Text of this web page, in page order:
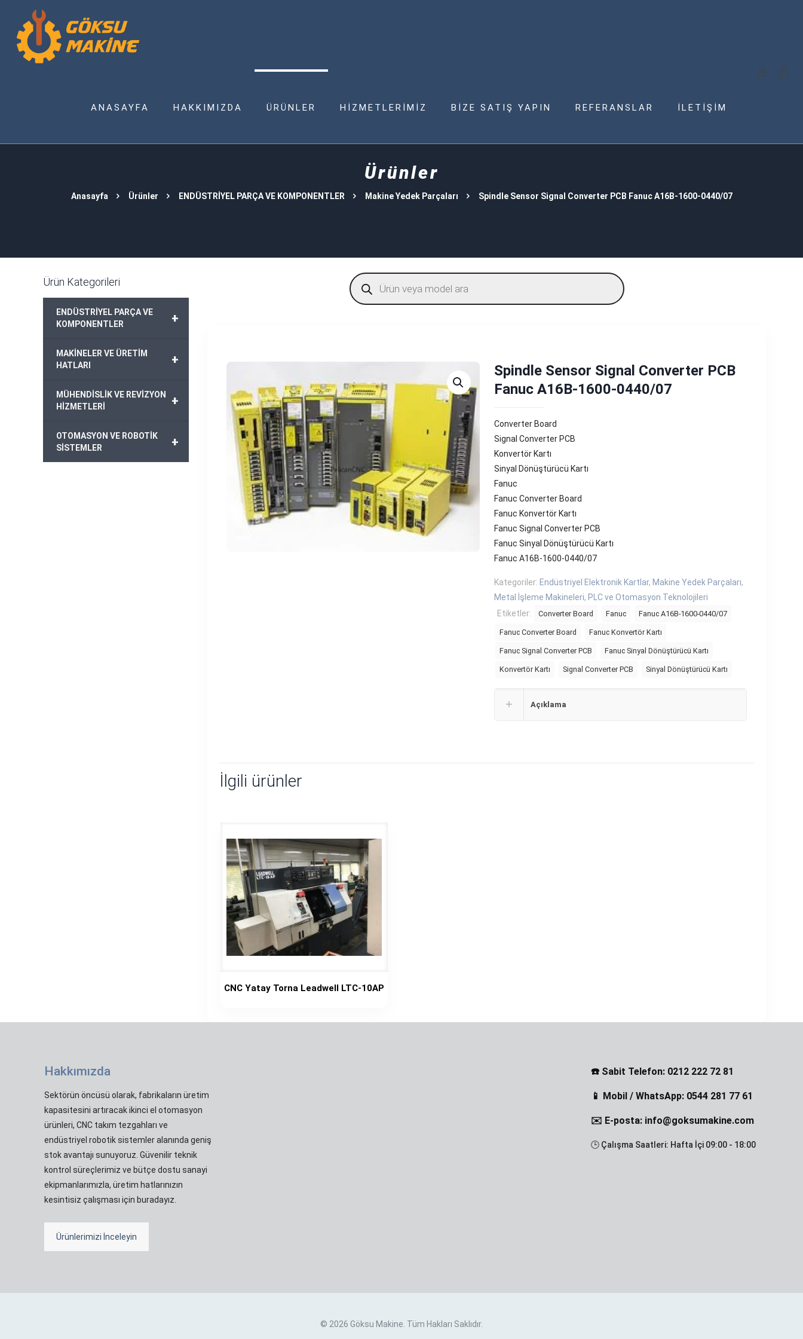
ANASAYFA HAKKIMIZDA ÜRÜNLER HİZMETLERİMİZ BİZE SATIŞ YAPIN REFERANSLAR İLETİŞİM
Ürünler
Anasayfa Ürünler ENDÜSTRİYEL PARÇA VE KOMPONENTLER Makine Yedek Parçaları Spindle Sensor Signal Converter PCB Fanuc A16B-1600-0440/07
Products
search
Spindle Sensor Signal Converter PCB
Fanuc A16B-1600-0440/07
Converter Board
Signal Converter PCB
Konvertör Kartı
Sinyal Dönüştürücü Kartı
Fanuc
Fanuc Converter Board
Fanuc Konvertör Kartı
Fanuc Signal Converter PCB
Fanuc Sinyal Dönüştürücü Kartı
Fanuc A16B-1600-0440/07
Kategoriler: Endüstriyel Elektronik Kartlar, Makine Yedek Parçaları,
Metal İşleme Makineleri, PLC ve Otomasyon Teknolojileri
Etiketler:
Converter Board Fanuc Fanuc A16B-1600-0440/07
Fanuc Converter Board Fanuc Konvertör Kartı
Fanuc Signal Converter PCB Fanuc Sinyal Dönüştürücü Kartı
Konvertör Kartı Signal Converter PCB Sinyal Dönüştürücü Kartı
Açıklama
İlgili ürünler
CNC Yatay Torna Leadwell LTC-10AP
Ürün Kategorileri
+
ENDÜSTRİYEL PARÇA VE
KOMPONENTLER
+
MAKİNELER VE ÜRETİM
HATLARI
+
MÜHENDİSLİK VE REVİZYON
HİZMETLERİ
+
OTOMASYON VE ROBOTİK
SİSTEMLER
Hakkımızda
Sektörün öncüsü olarak, fabrikaların üretim
kapasitesini artıracak ikinci el otomasyon
ürünleri, CNC takım tezgahları ve
endüstriyel robotik sistemler alanında geniş
stok avantajı sunuyoruz. Güvenilir teknik
kontrol süreçlerimiz ve bütçe dostu sanayi
ekipmanlarımızla, üretim hatlarınızın
kesintisiz çalışması için buradayız.
Ürünlerimizi İnceleyin
☎️ Sabit Telefon: 0212 222 72 81
📱 Mobil / WhatsApp: 0544 281 77 61
✉️ E-posta: info@goksumakine.com
🕒 Çalışma Saatleri: Hafta İçi 09:00 - 18:00